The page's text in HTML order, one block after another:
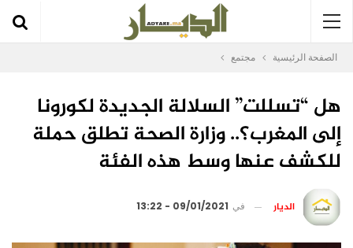
الصفحة الرئيسية مجتمع
هل “تسللت” السلالة الجديدة لكورونا
إلى المغرب؟.. وزارة الصحة تطلق حملة
للكشف عنها وسط هذه الفئة
الديار في 09/01/2021 - 13:22